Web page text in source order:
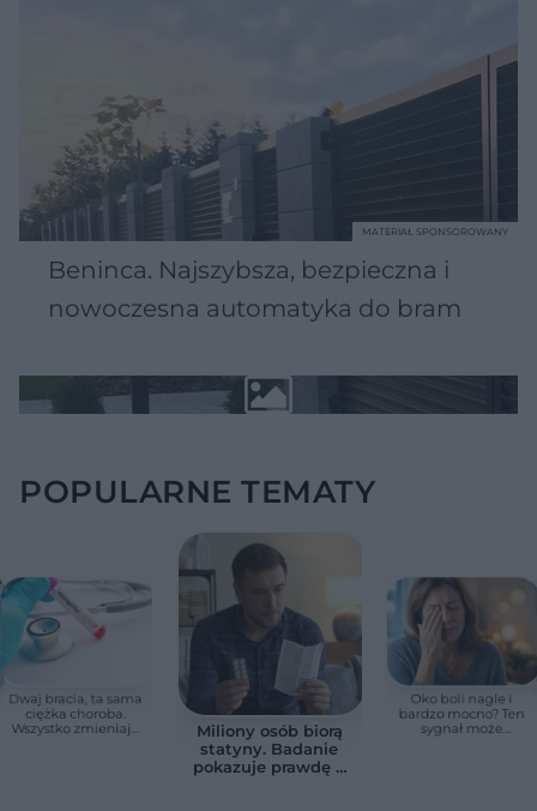
Beninca. Najszybsza, bezpieczna i
nowoczesna automatyka do bram
MATERIAŁ SPONSOROWANY
POPULARNE TEMATY
Dwaj bracia, ta sama
ciężka choroba.
Wszystko zmieniają
Miliony osób biorą
statyny. Badanie
pokazuje prawdę o
Oko boli nagle i
bardzo mocno? Ten
sygnał może